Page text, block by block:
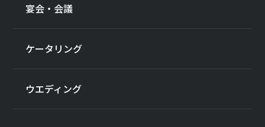
宴会・会議
ケータリング
ウエディング